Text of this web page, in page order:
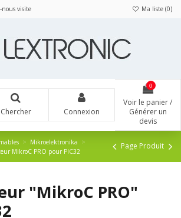
nous visite Ma liste (0)
Chercher Connexion
0
Voir le panier /
Générer un
devis
Mikroelektronika
MikroC PRO pour PIC32
Page Produit
"MikroC PRO"